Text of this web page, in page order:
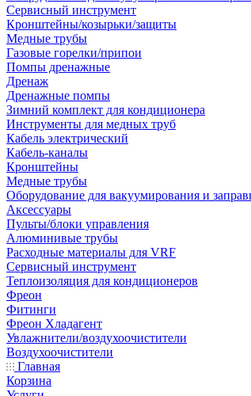
Сервисный инструмент
Кронштейны/козырьки/защиты
Медные трубы
Газовые горелки/припои
Помпы дренажные
Дренаж
Дренажные помпы
Зимний комплект для кондиционера
Инструменты для медных труб
Кабель электрический
Кабель-каналы
Кронштейны
Медные трубы
Оборудование для вакуумирования и
Аксессуары
Пульты/блоки управления
Алюминивые трубы
Расходные материалы для VRF
Сервисный инструмент
Теплоизоляция для кондиционеров
Фреон
Фитинги
Фреон Хладагент
Увлажнители/воздухоочистители
Воздухоочистители
Главная
Корзина